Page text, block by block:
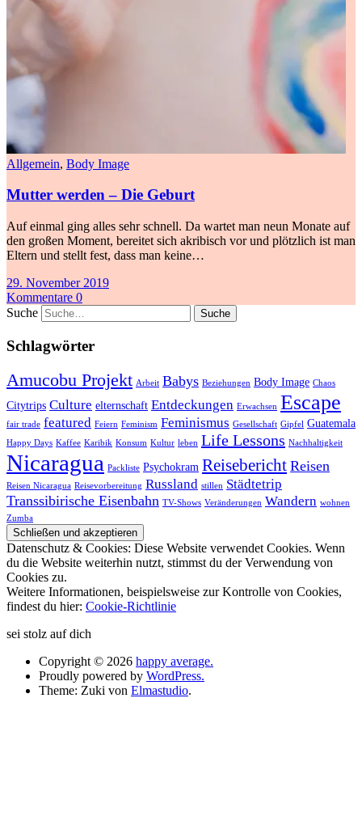
Allgemein, Body Image
Mutter werden – Die Geburt
Auf einmal ging alles sehr schnell. Da wartet man neun Monate auf
den großen Moment, bereitet sich akribisch vor und plötzlich ist man
Eltern und stellt fest, dass man keine…
29. November 2019
Kommentare 0
Suche
Schlagwörter
Amucobu Projekt Arbeit Babys Beziehungen Body Image Chaos
Citytrips Culture elternschaft Entdeckungen Erwachsen Escape
fair trade featured Feiern Feminism Feminismus Gesellschaft Gipfel Guatemala
Happy Days Kaffee Karibik Konsum Kultur leben Life Lessons Nachhaltigkeit
Nicaragua Packliste Psychokram Reisebericht Reisen
Reisen Nicaragua Reisevorbereitung Russland stillen Städtetrip
Transsibirische Eisenbahn TV-Shows Veränderungen Wandern wohnen
Zumba
Datenschutz & Cookies: Diese Website verwendet Cookies. Wenn
du die Website weiterhin nutzt, stimmst du der Verwendung von
Cookies zu.
Weitere Informationen, beispielsweise zur Kontrolle von Cookies,
findest du hier: Cookie-Richtlinie
sei stolz auf dich
Copyright © 2026 happy average.
Proudly powered by WordPress.
Theme: Zuki von Elmastudio.